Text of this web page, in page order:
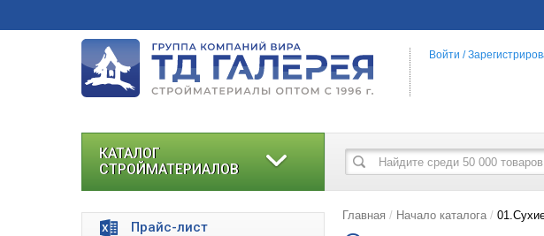
Войти /
КАТАЛОГ
СТРОЙМАТЕРИАЛОВ
Прайс-лист
Главная Начало каталога